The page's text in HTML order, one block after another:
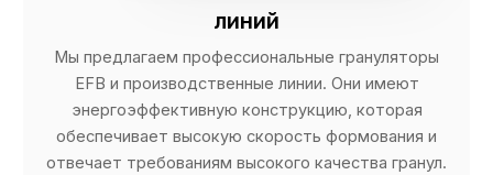
линий
Мы предлагаем профессиональные грануляторы
EFB и производственные линии. Они имеют
энергоэффективную конструкцию, которая
обеспечивает высокую скорость формования и
отвечает требованиям высокого качества гранул.